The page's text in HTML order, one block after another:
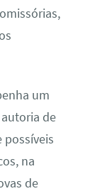
um
de
possíveis
na
de